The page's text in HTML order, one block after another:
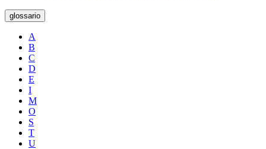
glossario
A
B
C
D
E
I
M
O
S
T
U